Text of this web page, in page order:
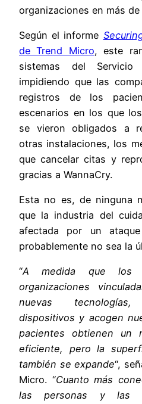
organizaciones en más de
Según el informe
de Trend Micro, este
sistemas del
impidiendo que las
registros de los
escenarios en los que
se vieron obligados a
otras instalaciones, los
que cancelar citas y
gracias a WannaCry.
Esta no es, de ninguna
que la industria del
afectada por un
probablemente no sea la
“A medida que los
organizaciones
nuevas
dispositivos y acogen
pacientes obtienen un
eficiente, pero la
también se expande“,
Micro. “Cuanto más
las personas y las